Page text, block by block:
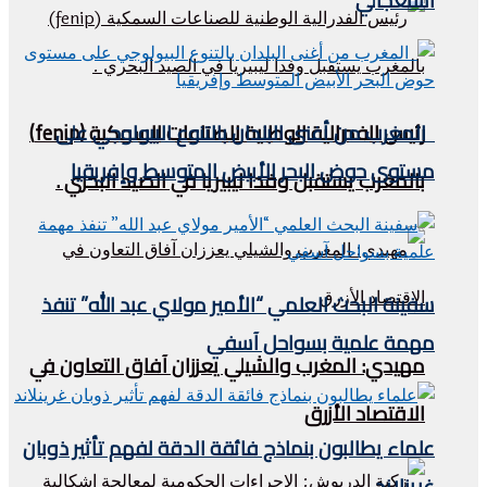
رئيس الفدرالية الوطنية للصناعات السمكية (fenip)
بالمغرب يستقبل وفدا ليبيريا في الصيد البحري .
مهيدي: المغرب والشيلي يعززان آفاق التعاون في
الاقتصاد الأزرق
المغرب من أغنى البلدان بالتنوع البيولوجي على
مستوى حوض البحر الأبيض المتوسط وإفريقيا
سفينة البحث العلمي “الأمير مولاي عبد الله” تنفذ
مهمة علمية بسواحل آسفي
علماء يطالبون بنماذج فائقة الدقة لفهم تأثير ذوبان